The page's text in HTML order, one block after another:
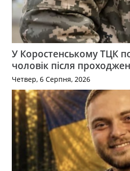
У Коростенському ТЦК
чоловік після
Четвер, 6 Серпня, 2026